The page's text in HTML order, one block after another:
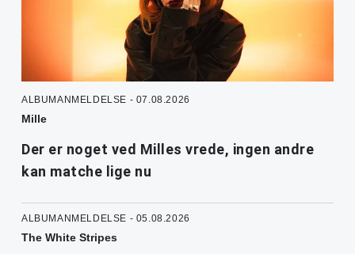
ALBUMANMELDELSE - 07.08.2026
Mille
Der er noget ved Milles vrede, ingen andre
kan matche lige nu
ALBUMANMELDELSE - 05.08.2026
The White Stripes